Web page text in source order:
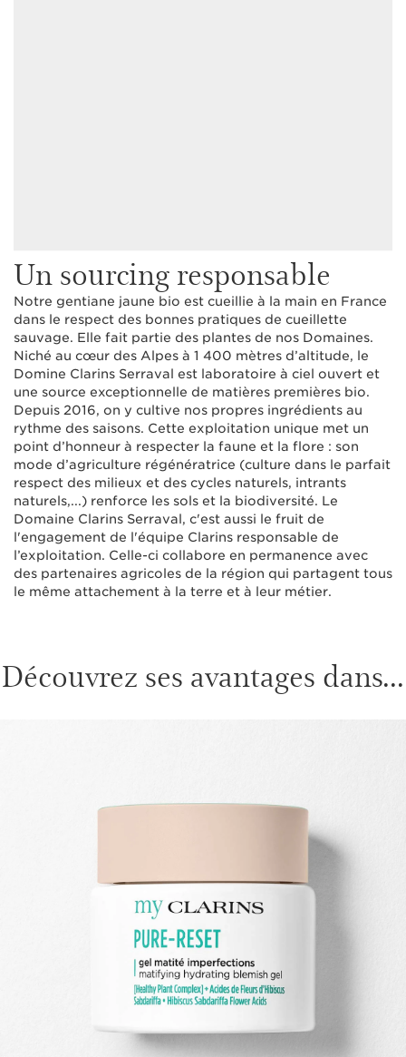
Un sourcing responsable
Notre gentiane jaune bio est cueillie à la main en France
dans le respect des bonnes pratiques de cueillette
sauvage. Elle fait partie des plantes de nos Domaines.
Niché au cœur des Alpes à 1 400 mètres d’altitude, le
Domine Clarins Serraval est laboratoire à ciel ouvert et
une source exceptionnelle de matières premières bio.
Depuis 2016, on y cultive nos propres ingrédients au
rythme des saisons. Cette exploitation unique met un
point d’honneur à respecter la faune et la flore : son
mode d’agriculture régénératrice (culture dans le parfait
respect des milieux et des cycles naturels, intrants
naturels,...) renforce les sols et la biodiversité. Le
Domaine Clarins Serraval, c'est aussi le fruit de
l'engagement de l'équipe Clarins responsable de
l’exploitation. Celle-ci collabore en permanence avec
des partenaires agricoles de la région qui partagent tous
le même attachement à la terre et à leur métier.
Découvrez ses avantages dans...